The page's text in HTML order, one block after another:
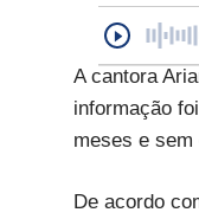
A cantora
informação
meses e
De acordo